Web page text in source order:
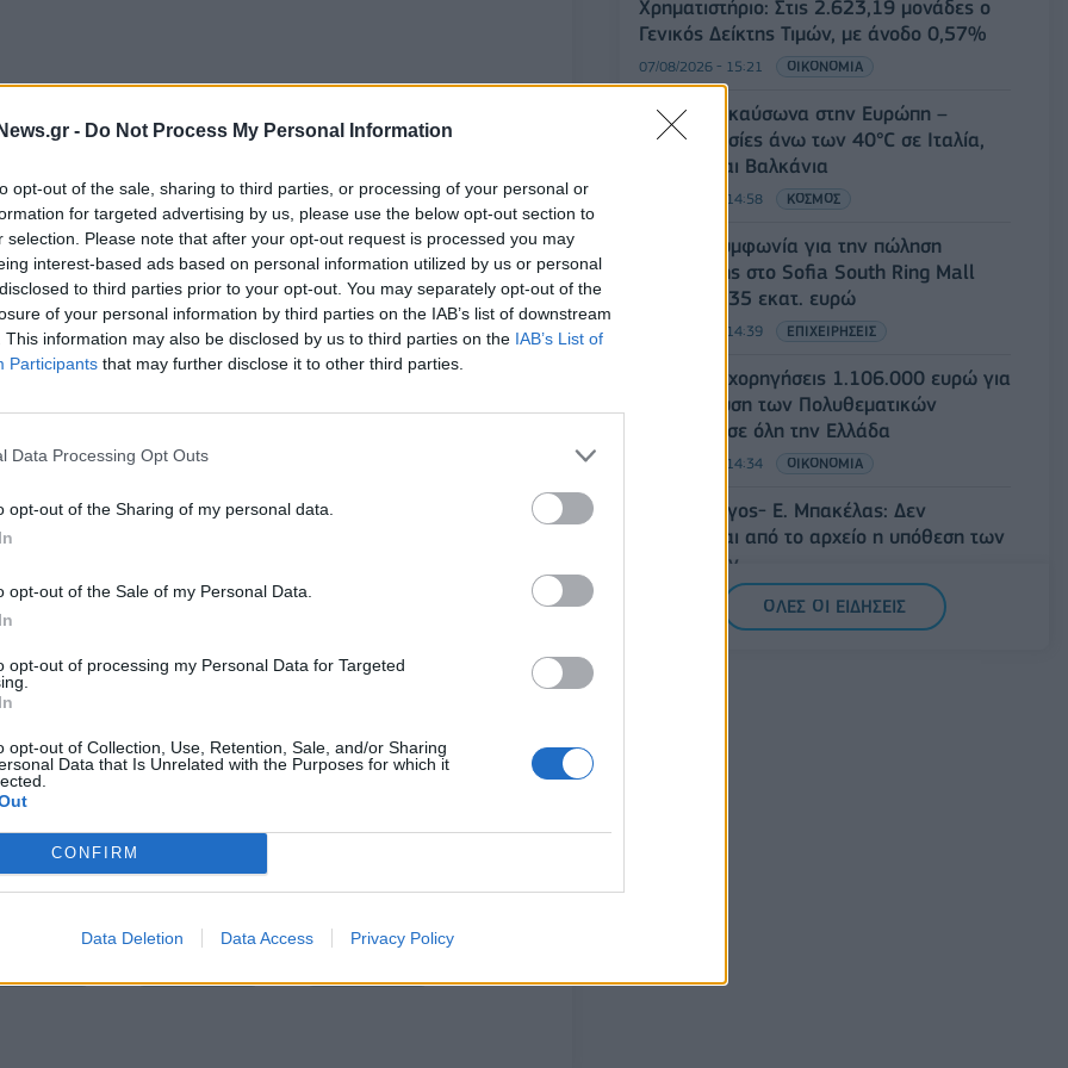
- Do Not Process My Personal Information
opt-out of the sale, sharing to third parties, or processing of your personal or
for targeted advertising by us, please use the below opt-out section to
selection. Please note that after your opt-out request is processed you may
interest-based ads based on personal information utilized by us or personal
to third parties prior to your opt-out. You may separately opt-out of the
of your personal information by third parties on the IAB’s list of downstream
This information may also be disclosed by us to third parties on the IAB’s List of
Participants that may further disclose it to other third parties.
Data Processing Opt Outs
opt-out of the Sharing of my personal data.
opt-out of the Sale of my Personal Data.
opt-out of processing my Personal Data for Targeted
opt-out of Collection, Use, Retention, Sale, and/or Sharing
Data that Is Unrelated with the Purposes for which it
CONFIRM
Data Deletion Data Access Privacy Policy
το επόμενο κεφάλαιο Τζέιμς Μποντ κρίνεται
μεγάλες παραγωγές και κινηματογραφικά
ορόσημα, όπως το «Game of Thrones» του HBO
το αποτύπωμά της και στο σύμπαν του «Star
(Daisy Ridley) για τον ρόλο της Rey.
υπογραφή του Ντενί Βιλνέβ (Denis Villeneuve),
Η Έιμι Πασκάλ (Amy Pascal) θα ενώσει τις
στη παραγωγή, δύο πρόσωπα που φέρουν
τις ταινίες «Spider-Man» και «Harry Potter»
του «Peaky Blinders» Στίβεν Νάιτ (Steven
«Dune» θα αναλάβει χρέη εκτελεστικής
Χρηματιστήριο: Στις 2.623,19 μονάδες ο
Γενικός Δείκτης Τιμών, με άνοδο 0,57%
07/08/2026 - 15:21 ΟΙΚΟΝΟΜΙΑ
Νέο κύμα καύσωνα στην Ευρώπη –
Θερμοκρασίες άνω των 40°C σε Ιταλία,
Ισπανία και Βαλκάνια
07/08/2026 - 14:58 ΚΟΣΜΟΣ
Fourlis: Συμφωνία για την πώληση
συμμετοχής στο Sofia South Ring Mall
έναντι 49,35 εκατ. ευρώ
07/08/2026 - 14:39 ΕΠΙΧΕΙΡΗΣΕΙΣ
ΥΠΠΟ: Επιχορηγήσεις 1.106.000 ευρώ για
την ενίσχυση των Πολυθεματικών
Φεστιβάλ σε όλη την Ελλάδα
07/08/2026 - 14:34 ΟΙΚΟΝΟΜΙΑ
Άρειος Πάγος- Ε. Μπακέλας: Δεν
ανασύρεται από το αρχείο η υπόθεση των
υποκλοπών
07/08/2026 - 14:11
ΟΛΕΣ ΟΙ ΕΙΔΗΣΕΙΣ